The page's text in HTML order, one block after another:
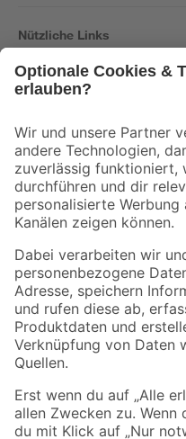
Nützliche Links
Der toom Newsletter: Keine
Zur Newsletter
Folge uns
Zahlungsarten
Sicher einkaufen